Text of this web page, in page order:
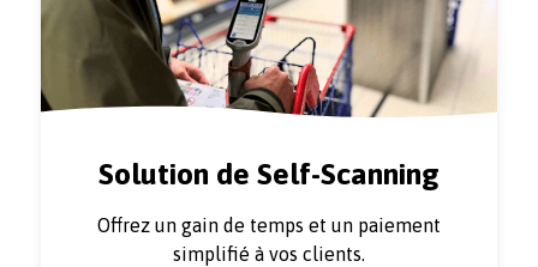
Solution de Self-Scanning
Offrez un gain de temps et un paiement
simplifié à vos clients.